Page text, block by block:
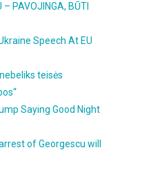
– PAVOJINGA, BŪTI
Speech At EU
teisės
Saying Good Night
of Georgescu will